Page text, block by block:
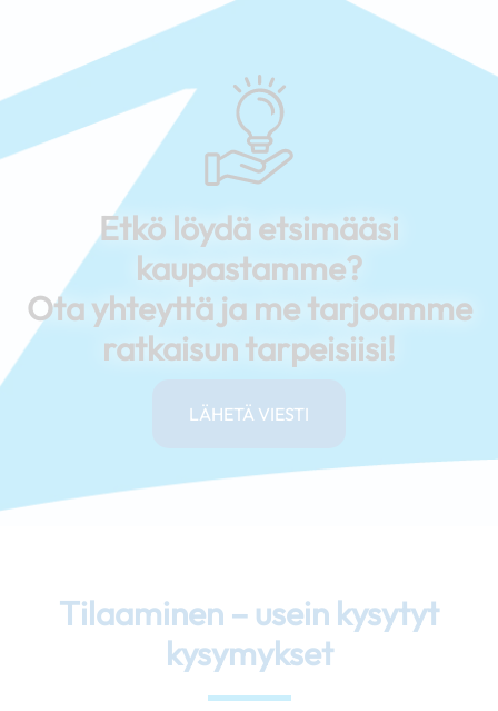
Etkö löydä etsimääsi
kaupastamme?
Ota yhteyttä ja me tarjoamme
ratkaisun tarpeisiisi!
LÄHETÄ VIESTI
Tilaaminen – usein kysytyt
kysymykset